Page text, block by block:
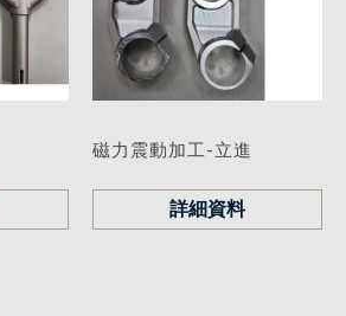
磁力震動加工-立進
詳細資料